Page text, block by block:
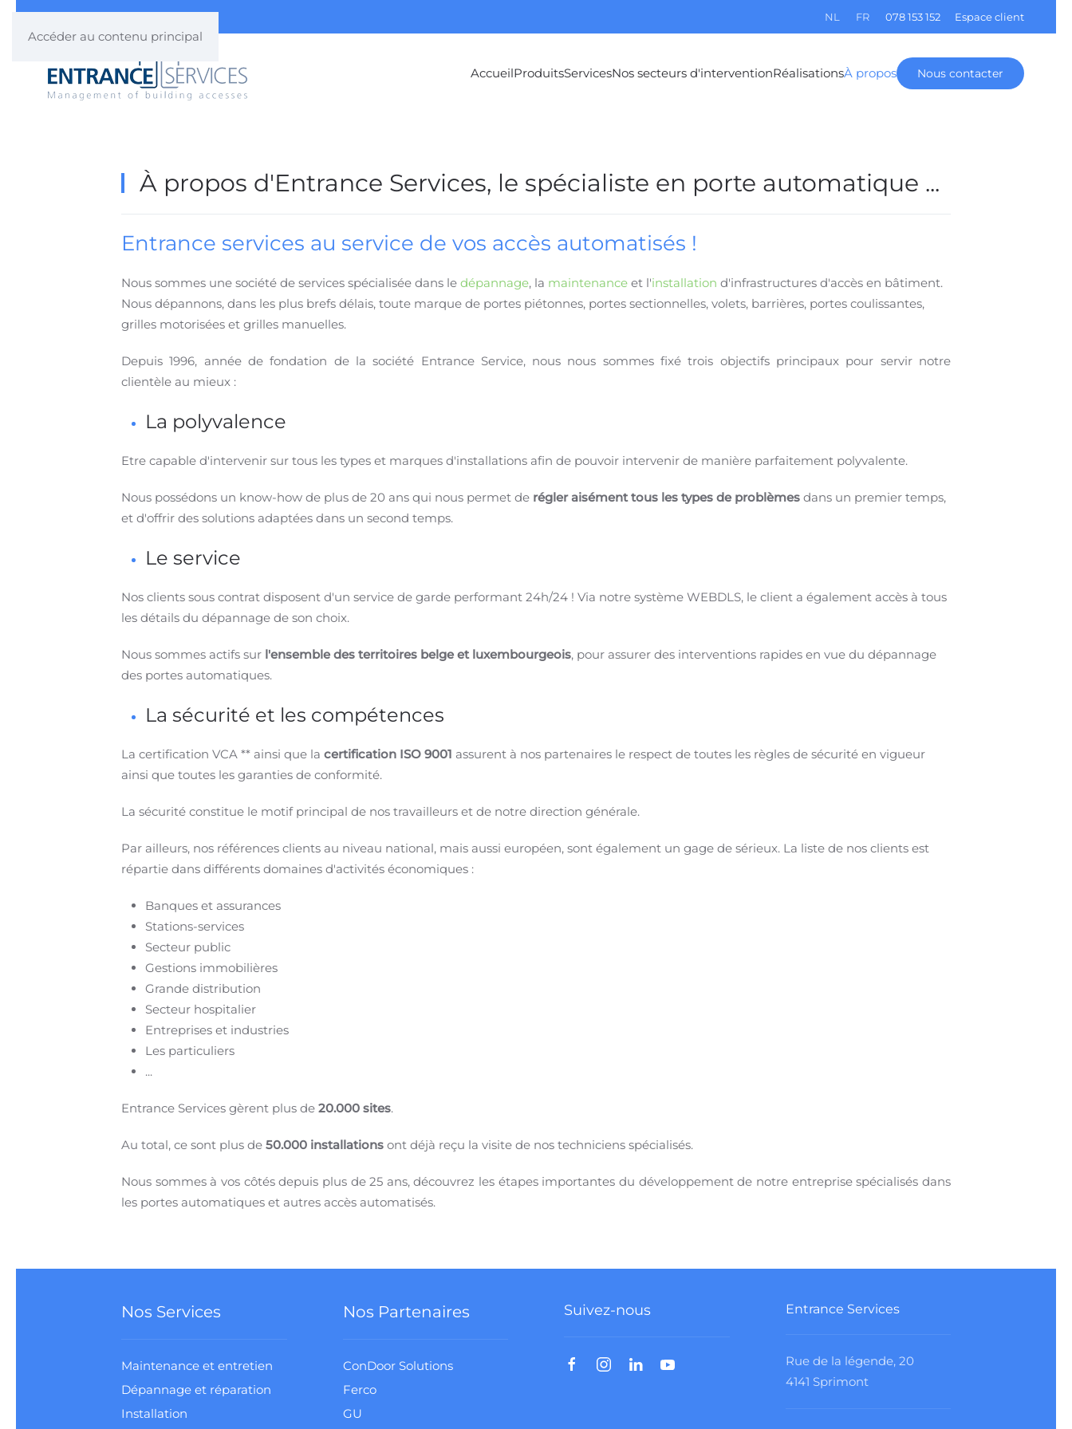
Accéder au contenu principal
NL FR 078 153 152 Espace client
AccueilProduitsServicesNos secteurs d'interventionRéalisationsÀ propos Nous contacter
Àpropos d'Entrance Services, le spécialiste en porte automatique ...
Entrance services au service de vos accès automatisés !
Nous sommes une société de services spécialisée dans le dépannage, la maintenance et l'installation d'infrastructures d'accès en bâtiment.
Nous dépannons, dans les plus brefs délais, toute marque de portes piétonnes, portes sectionnelles, volets, barrières, portes coulissantes,
grilles motorisées et grilles manuelles.
Depuis 1996, année de fondation de la société Entrance Service, nous nous sommes fixé trois objectifs principaux pour servir notre
clientèle au mieux :
La polyvalence
Etre capable d'intervenir sur tous les types et marques d'installations afin de pouvoir intervenir de manière parfaitement polyvalente.
Nous possédons un know-how de plus de 20 ans qui nous permet de régler aisément tous les types de problèmes dans un premier temps,
et d'offrir des solutions adaptées dans un second temps.
Le service
Nos clients sous contrat disposent d'un service de garde performant 24h/24 ! Via notre système WEBDLS, le client a également accès à tous
les détails du dépannage de son choix.
Nous sommes actifs sur l'ensemble des territoires belge et luxembourgeois, pour assurer des interventions rapides en vue du dépannage
des portes automatiques.
La sécurité et les compétences
La certification VCA ** ainsi que la certification ISO 9001 assurent à nos partenaires le respect de toutes les règles de sécurité en vigueur
ainsi que toutes les garanties de conformité.
La sécurité constitue le motif principal de nos travailleurs et de notre direction générale.
Par ailleurs, nos références clients au niveau national, mais aussi européen, sont également un gage de sérieux. La liste de nos clients est
répartie dans différents domaines d'activités économiques :
Banques et assurances
Stations-services
Secteur public
Gestions immobilières
Grande distribution
Secteur hospitalier
Entreprises et industries
Les particuliers
...
Entrance Services gèrent plus de 20.000 sites.
Au total, ce sont plus de 50.000 installations ont déjà reçu la visite de nos techniciens spécialisés.
Nous sommes à vos côtés depuis plus de 25 ans, découvrez les étapes importantes du développement de notre entreprise spécialisés dans
les portes automatiques et autres accès automatisés.
Nos Services
Maintenance et entretien
Dépannage et réparation
Installation
Nos Partenaires
ConDoor Solutions
Ferco
GU
Suivez-nous Entrance Services
Rue de la légende, 20
4141 Sprimont